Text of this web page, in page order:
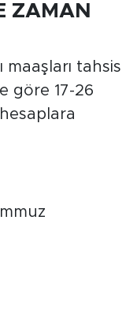
ZAMAN
maaşları tahsis
göre 17-26